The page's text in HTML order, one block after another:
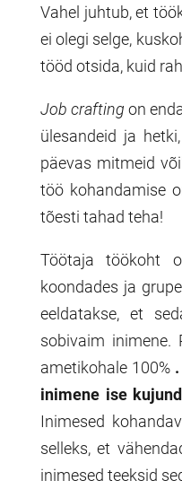
Vahel juhtub, et
ei olegi selge,
tööd otsida, kuid
Job crafting on
ülesandeid ja
päevas mitmeid
töö kohandamise
tõesti tahad teha!
Töötaja töökoht
koondades ja
eeldatakse, et
sobivaim inimene.
ametikohale 100%
inimene ise
Inimesed
selleks, et
inimesed teeksid